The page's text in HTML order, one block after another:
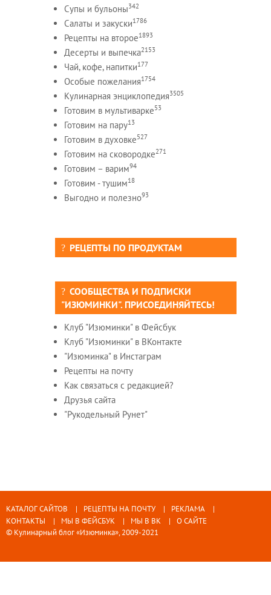
Супы и бульоны342
Салаты и закуски1786
Рецепты на второе1893
Десерты и выпечка2153
Чай, кофе, напитки177
Особые пожелания1754
Кулинарная энциклопедия3505
Готовим в мультиварке53
Готовим на пару13
Готовим в духовке527
Готовим на сковородке271
Готовим – варим94
Готовим - тушим18
Выгодно и полезно93
РЕЦЕПТЫ ПО ПРОДУКТАМ
СООБЩЕСТВА И ПОДПИСКИ
"ИЗЮМИНКИ". ПРИСОЕДИНЯЙТЕСЬ!
Клуб "Изюминки" в Фейсбук
Клуб "Изюминки" в ВКонтакте
"Изюминка" в Инстаграм
Рецепты на почту
Как связаться с редакцией?
Друзья сайта
"Рукодельный Рунет"
КАТАЛОГ САЙТОВ РЕЦЕПТЫ НА ПОЧТУ
РЕКЛАМА
КОНТАКТЫ
МЫ В ФЕЙСБУК МЫ В ВК
О САЙТЕ
© Кулинарный блог «Изюминка», 2009-2021